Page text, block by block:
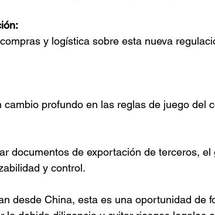
y logística sobre esta nueva
cambio profundo en las reglas de juego del
documentos de exportación de terceros, el
y control.
desde China, esta es una oportunidad de